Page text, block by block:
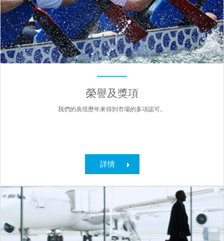
榮譽及獎項
我們的表現歷年來得到市場的多項認可。
詳情